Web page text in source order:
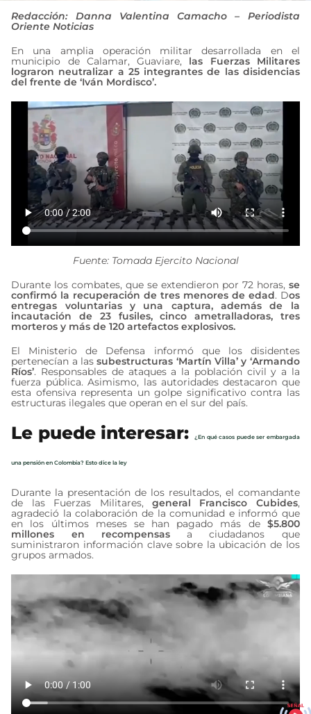
Redacción: Danna Valentina Camacho – Periodista
Oriente Noticias
En una amplia operación militar desarrollada en el
municipio de Calamar, Guaviare, las Fuerzas Militares
lograron neutralizar a 25 integrantes de las disidencias
del frente de ‘Iván Mordisco’.
Fuente: Tomada Ejercito Nacional
Durante los combates, que se extendieron por 72 horas, se
confirmó la recuperación de tres menores de edad. Dos
entregas voluntarias y una captura, además de la
incautación de 23 fusiles, cinco ametralladoras, tres
morteros y más de 120 artefactos explosivos.
El Ministerio de Defensa informó que los disidentes
pertenecían a lassubestructuras ‘Martín Villa’ y ‘Armando
Ríos’. Responsables de ataques a la población civil y a la
fuerza pública. Asimismo, las autoridades destacaron que
esta ofensiva representa un golpe significativo contra las
estructuras ilegales que operan en el sur del país.
Le puede interesar: ¿En qué casos puede ser embargada
una pensión en Colombia? Esto dice la ley
Durante la presentación de los resultados, el comandante
de las Fuerzas Militares,general Francisco Cubides,
agradeció la colaboración de la comunidad e informó que
en los últimos meses se han pagado más de$5.800
millones en recompensasa ciudadanos que
suministraron información clave sobre la ubicación de los
grupos armados.